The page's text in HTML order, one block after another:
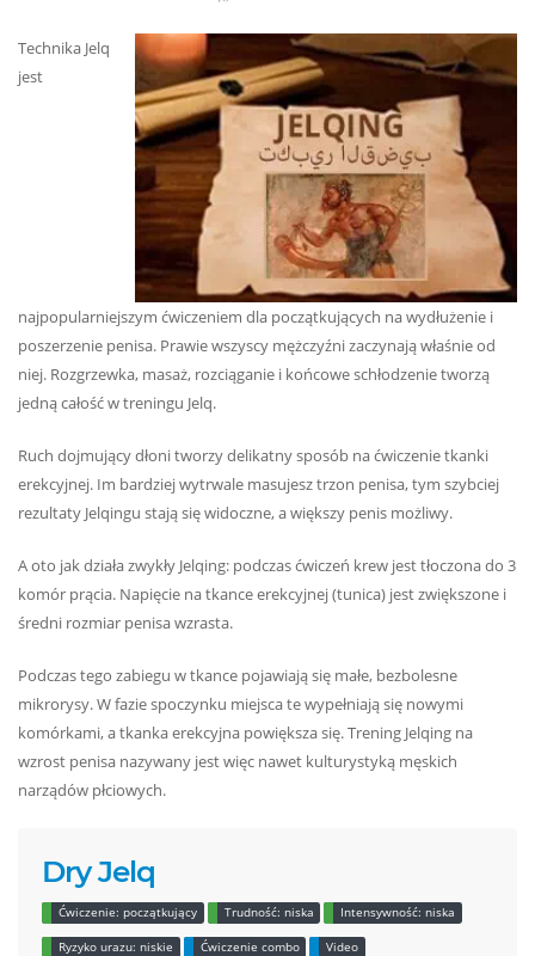
Technika Jelq
jest
najpopularniejszym ćwiczeniem dla początkujących na wydłużenie i
poszerzenie penisa. Prawie wszyscy mężczyźni zaczynają właśnie od
niej. Rozgrzewka, masaż, rozciąganie i końcowe schłodzenie tworzą
jedną całość w treningu Jelq.
Ruch dojmujący dłoni tworzy delikatny sposób na ćwiczenie tkanki
erekcyjnej. Im bardziej wytrwale masujesz trzon penisa, tym szybciej
rezultaty Jelqingu stają się widoczne, a większy penis możliwy.
A oto jak działa zwykły Jelqing: podczas ćwiczeń krew jest tłoczona do 3
komór prącia. Napięcie na tkance erekcyjnej (tunica) jest zwiększone i
średni rozmiar penisa wzrasta.
Podczas tego zabiegu w tkance pojawiają się małe, bezbolesne
mikrorysy. W fazie spoczynku miejsca te wypełniają się nowymi
komórkami, a tkanka erekcyjna powiększa się. Trening Jelqing na
wzrost penisa nazywany jest więc nawet kulturystyką męskich
narządów płciowych.
Dry Jelq
Ćwiczenie: początkujący Trudność: niska Intensywność: niska
Ryzyko urazu: niskie Ćwiczenie combo Video